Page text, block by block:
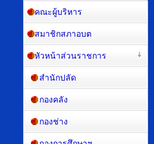
คณะผู้บริหาร
สมาชิกสภาอบต
หัวหน้าส่วนราชการ
สำนักปลัด
กองคลัง
กองช่าง